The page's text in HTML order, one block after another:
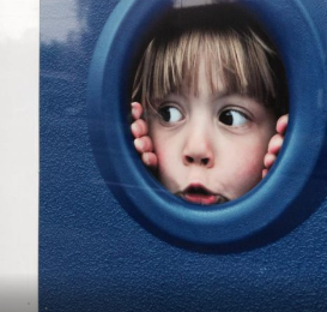
ชำระ
คำถาม
ที่พบ
บ่อย
ข่าวสาร
กิจกรรม
งาน